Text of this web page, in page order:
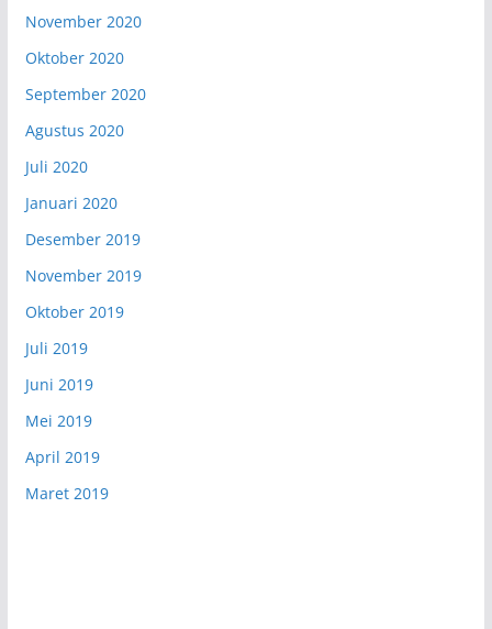
November 2020
Oktober 2020
September 2020
Agustus 2020
Juli 2020
Januari 2020
Desember 2019
November 2019
Oktober 2019
Juli 2019
Juni 2019
Mei 2019
April 2019
Maret 2019